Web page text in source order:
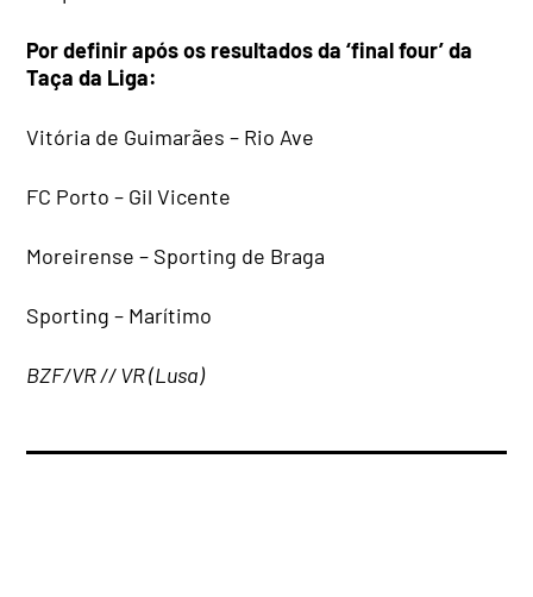
Por definir após os resultados da ‘final four’ da
Taça da Liga:
Vitória de Guimarães – Rio Ave
FC Porto – Gil Vicente
Moreirense – Sporting de Braga
Sporting – Marítimo
BZF/VR // VR (Lusa)